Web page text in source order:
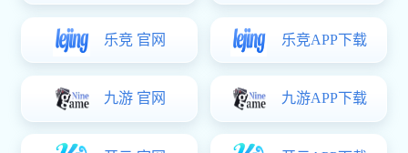
平开门锁系列
星空电子: 门窗密封胶条 铝合金门窗五金
MST-LH-1 MZS-THX-03
星空电子: MZS-THX-02 星空电子: MZS-THX-01